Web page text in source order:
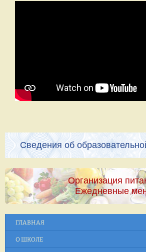
Сведения об
Организация
Ежедневные
ГЛАВНАЯ
О ШКОЛЕ